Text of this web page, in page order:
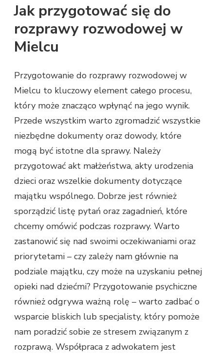
Jak przygotować się do
rozprawy rozwodowej w
Mielcu
Przygotowanie do rozprawy rozwodowej w
Mielcu to kluczowy element całego procesu,
który może znacząco wpłynąć na jego wynik.
Przede wszystkim warto zgromadzić wszystkie
niezbędne dokumenty oraz dowody, które
mogą być istotne dla sprawy. Należy
przygotować akt małżeństwa, akty urodzenia
dzieci oraz wszelkie dokumenty dotyczące
majątku wspólnego. Dobrze jest również
sporządzić listę pytań oraz zagadnień, które
chcemy omówić podczas rozprawy. Warto
zastanowić się nad swoimi oczekiwaniami oraz
priorytetami – czy zależy nam głównie na
podziale majątku, czy może na uzyskaniu pełnej
opieki nad dziećmi? Przygotowanie psychiczne
również odgrywa ważną rolę – warto zadbać o
wsparcie bliskich lub specjalisty, który pomoże
nam poradzić sobie ze stresem związanym z
rozprawą. Współpraca z adwokatem jest